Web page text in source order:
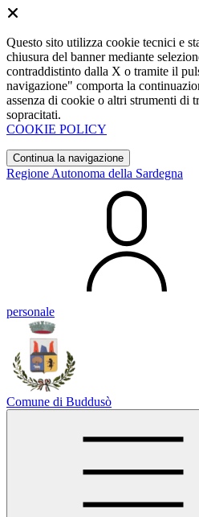
Questo sito utilizza cookie tecnici e
chiusura del banner mediante
contraddistinto dalla X o tramite il
navigazione" comporta la
assenza di cookie o altri strumenti di
sopracitati.
COOKIE POLICY
Continua la navigazione
Regione Autonoma della Sardegna
personale
Comune di Buddusò